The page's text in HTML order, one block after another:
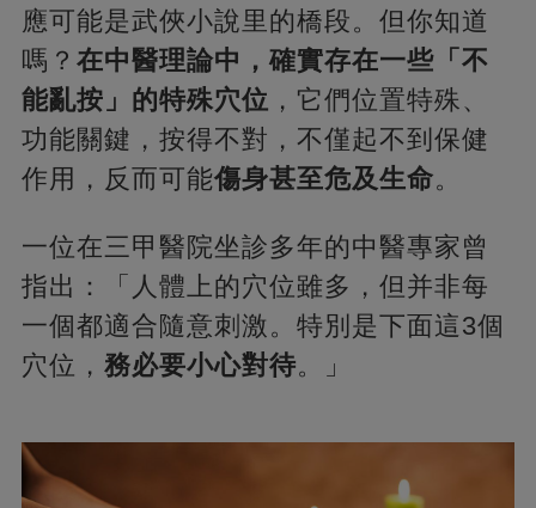
應可能是武俠小說里的橋段。但你知道
嗎？ 在中醫理論中，確實存在一些「不
能亂按」的特殊穴位 ，它們位置特殊、
功能關鍵，按得不對，不僅起不到保健
作用，反而可能傷身甚至危及生命。
一位在三甲醫院坐診多年的中醫專家曾
指出：「人體上的穴位雖多，但并非每
一個都適合隨意刺激。特別是下面這3個
穴位， 務必要小心對待。」